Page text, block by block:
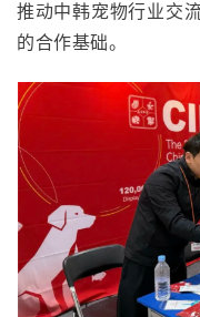
推动中韩宠物行业交
的合作基础。